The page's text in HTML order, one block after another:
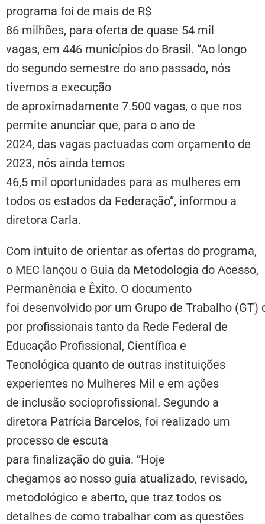
programa foi de mais de R$
86 milhões, para oferta de quase 54 mil
vagas, em 446 municípios do Brasil. “Ao longo
do segundo semestre do ano passado, nós
tivemos a execução
de aproximadamente 7.500 vagas, o que nos
permite anunciar que, para o ano de
2024, das vagas pactuadas com orçamento de
2023, nós ainda temos
46,5 mil oportunidades para as mulheres em
todos os estados da Federação”, informou a
diretora Carla.
Com intuito de orientar as ofertas do programa,
o MEC lançou o Guia da Metodologia do Acesso,
Permanência e Êxito. O documento
foi desenvolvido por um Grupo de Trabalho (GT)
por profissionais tanto da Rede Federal de
Educação Profissional, Científica e
Tecnológica quanto de outras instituições
experientes no Mulheres Mil e em ações
de inclusão socioprofissional. Segundo a
diretora Patrícia Barcelos, foi realizado um
processo de escuta
para finalização do guia. “Hoje
chegamos ao nosso guia atualizado, revisado,
metodológico e aberto, que traz todos os
detalhes de como trabalhar com as questões